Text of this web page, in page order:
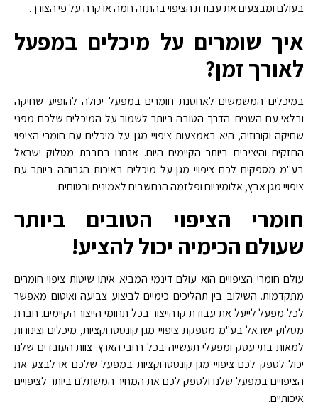
בעולם ומבצעים את עבודת הציפוי בהתזה חמה או קרה על פי הצורך.
איך שומרים על מיכלים במפעל
לאורך זמן?
במיכלים המשמשים לאחסנת חומרים במפעל יכולה להופיע שחיקה
ובלאי עם השנים. הדרך הטובה ביותר לשמור על המיכלים שלכם מפני
שחיקה וקורוזיה, היא באמצעות ציפויי מגן על מיכלים עם חומרי הציפוי
החזקים והיציבים ביותר הקיימים היום. אנחנו בחברת מטלוק ישראל
בע"מ מספקים לכם ציפויי מגן על מיכלים באיכות הגבוהה ביותר עם
ציפויי מגן אבץ, אלומיניום ופלזמה הנחשבים לאמינים ובטוחים.
חומרי הציפוי הטובים ביותר
שעולם הכימיה יכול להציע!
עולם חומרי הציפויים הוא עולם דינמי המביא איתו שיטות ציפוי חומרים
מתקדמות. השילוב בין תהליכים כימיים לביצוע צביעה ואיטום מאפשר
לכל מפעל לייעל את עבודת קו הייצור בכל תחומי הייצור הקיימים. חברת
מטלוק ישראל בע"מ מספקת ציפויי מגן קונסטרוקציות, מיכלים וצינורות
למאות בתי עסק ומפעלי תעשייה בכל רחבי הארץ. צוות העובדים שלנו
יכול לספק לכם ציפויי מגן קונסטרוקציות במפעל שלכם או לבצע את
הציפויים במפעל שלנו ולספק לכם את המחיר המשתלם ביותר לציפויים
איכותיים.